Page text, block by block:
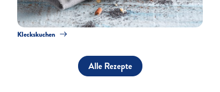
Kleckskuchen
Alle Rezepte